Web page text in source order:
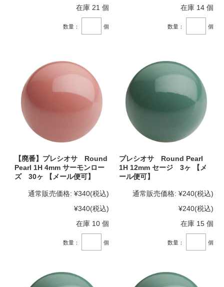
在庫 21 個
数量： 個
在庫 14 個
数量： 個
【廃番】プレシオサ Round
Pearl 1H 4mm サーモンロー
ズ 30ヶ 【メール便可】
通常販売価格: ¥340(税込)
¥340(税込)
在庫 10 個
数量： 個
プレシオサ Round Pearl
1H 12mm セージ 3ヶ 【メ
ール便可】
通常販売価格: ¥240(税込)
¥240(税込)
在庫 15 個
数量： 個